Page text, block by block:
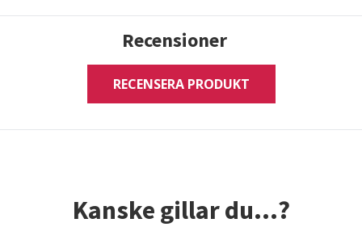
Recensioner
RECENSERA PRODUKT
Kanske gillar du...?